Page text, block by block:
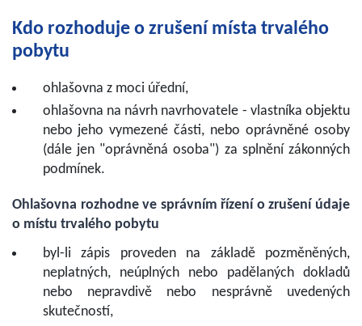
Kdo rozhoduje o zrušení místa trvalého
pobytu
ohlašovna z moci úřední,
ohlašovna na návrh navrhovatele - vlastníka objektu
nebo jeho vymezené části, nebo oprávněné osoby
(dále jen "oprávněná osoba") za splnění zákonných
podmínek.
Ohlašovna rozhodne ve správním řízení o zrušení údaje
o místu trvalého pobytu
byl-li zápis proveden na základě pozměněných,
neplatných, neúplných nebo padělaných dokladů
nebo nepravdivě nebo nesprávně uvedených
skutečností,